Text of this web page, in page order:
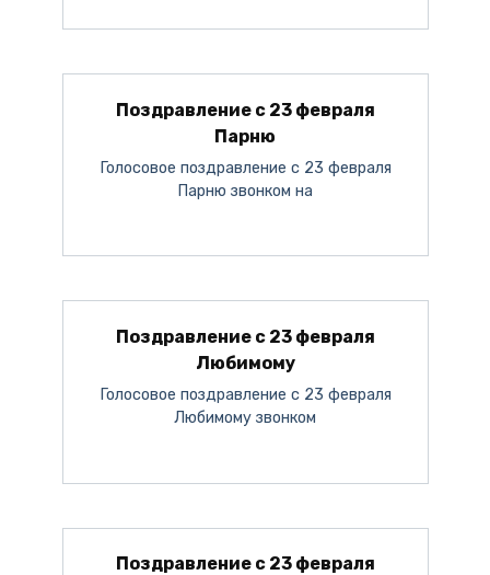
Поздравление с 23 февраля
Парню
Голосовое поздравление с 23 февраля
Парню звонком на
Поздравление с 23 февраля
Любимому
Голосовое поздравление с 23 февраля
Любимому звонком
Поздравление с 23 февраля